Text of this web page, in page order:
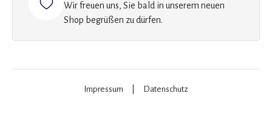
Wir freuen uns, Sie bald in unserem neuen
Shop begrüßen zu dürfen.
Impressum Datenschutz